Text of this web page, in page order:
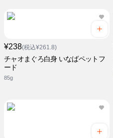
¥238(税込¥261.8)
チャオまぐろ白身 いなばペットフ
ード
85g